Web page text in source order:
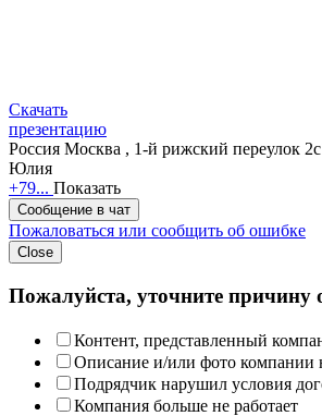
Скачать
презентацию
Россия Москва , 1-й рижский переулок
Юлия
+79... Показать
Сообщение в чат
Пожаловаться или сообщить об ошибке
Close
Пожалуйста, уточните причину
Контент, представленный
Описание и/или фото компании
Подрядчик нарушил условия
Компания больше не работает